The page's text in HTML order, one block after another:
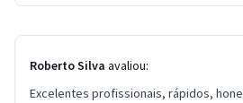
Roberto Silva avaliou:
Excelentes profissionais, rápidos,